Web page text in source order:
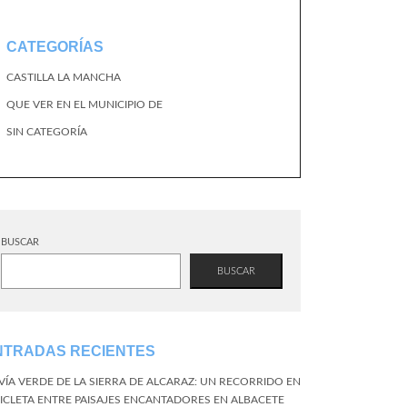
CATEGORÍAS
CASTILLA LA MANCHA
QUE VER EN EL MUNICIPIO DE
SIN CATEGORÍA
BUSCAR
BUSCAR
RECIENTES
VERDE DE LA SIERRA DE ALCARAZ: UN RECORRIDO EN
ENTRE PAISAJES ENCANTADORES EN ALBACETE